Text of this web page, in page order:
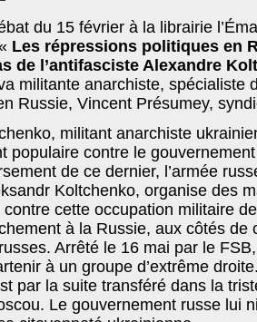
du 15 février à la librairie
Les répressions politiques en
de l’antifasciste Alexandre
militante anarchiste, spécialiste
Russie, Vincent Présumey,
militant anarchiste
populaire contre le
de ce dernier, l’armée
Koltchenko, organise des
cette occupation militaire
à la Russie, aux côtés de
Arrêté le 16 mai par le
à un groupe d’extrême
par la suite transféré dans la
Le gouvernement russe lui